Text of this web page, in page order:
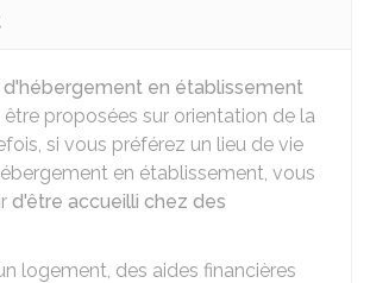
d'hébergement en établissement
proposées sur orientation de la
si vous préférez un lieu de vie
en établissement, vous
d'être accueilli chez des
logement, des aides financières